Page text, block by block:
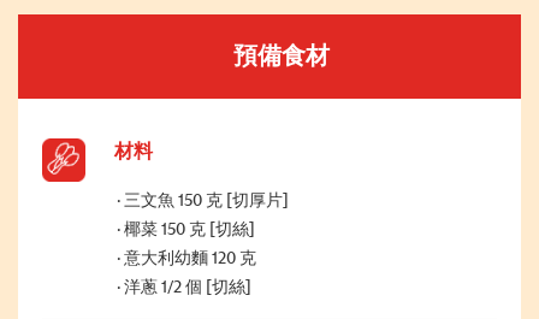
預備食材
材料
三文魚 150 克 [切厚片]
椰菜 150 克 [切絲]
意大利幼麵 120 克
洋蔥 1/2 個 [切絲]